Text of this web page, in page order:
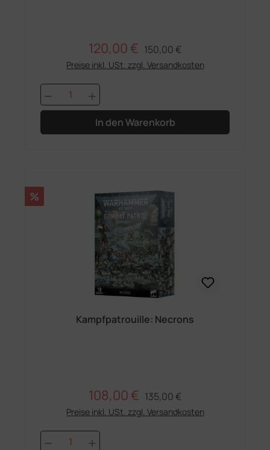
Verkaufspreis:
120,00 € Regulärer Preis:
150,00 €
Preise inkl. USt. zzgl. Versandkosten
Produkt Anzahl: Gib den
In den Warenkorb
Rabatt
%
Kampfpatrouille: Necrons
Verkaufspreis:
108,00 € Regulärer Preis:
135,00 €
Preise inkl. USt. zzgl. Versandkosten
Produkt Anzahl: Gib den